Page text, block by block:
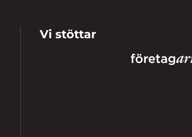
Vi stöttar